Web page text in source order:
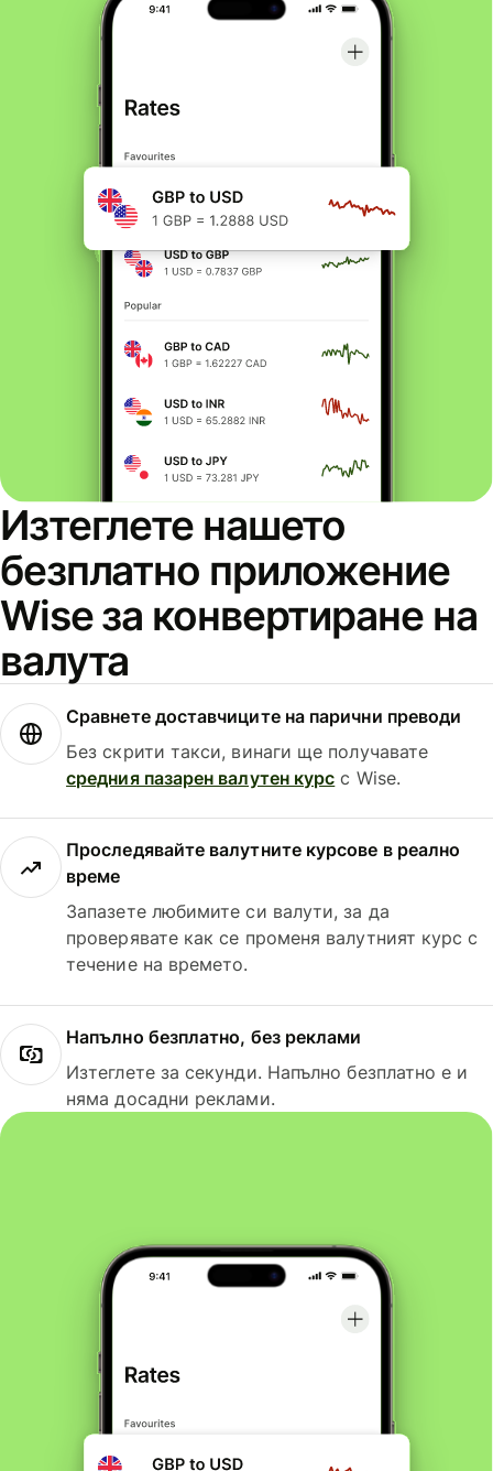
Изтеглете нашето
безплатно приложение
Wise за конвертиране на
валута
Сравнете доставчиците на парични преводи
Без скрити такси, винаги ще получавате
средния пазарен валутен курс с Wise.
Проследявайте валутните курсове в реално
време
Запазете любимите си валути, за да
проверявате как се променя валутният курс с
течение на времето.
Напълно безплатно, без реклами
Изтеглете за секунди. Напълно безплатно е и
няма досадни реклами.